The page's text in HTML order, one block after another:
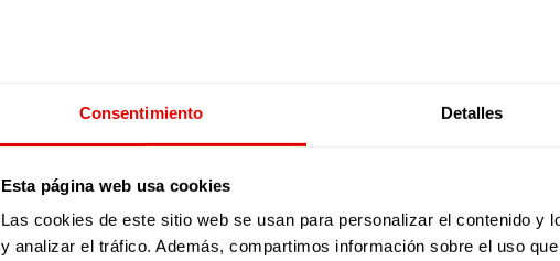
Consentimiento Detalles
Esta página web usa cookies
Las cookies de este sitio web se usan para personalizar el contenido y
y analizar el tráfico. Además, compartimos información sobre el uso